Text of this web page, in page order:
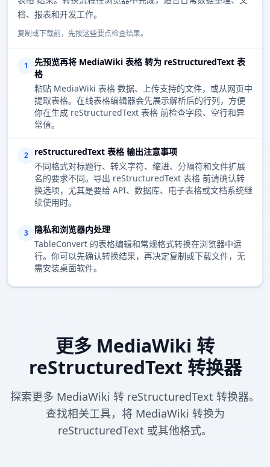
档、报表和开发工作。
复制或下载前，先按这些要点检查结果。
1
先预览再将 MediaWiki 表格 转为 reStructuredText 表
格
粘贴 MediaWiki 表格 数据、上传支持的文件，或从网页中
提取表格。在线表格编辑器会先展示解析后的行列，方便
你在生成 reStructuredText 表格 前检查字段、空行和异
常值。
2
reStructuredText 表格 输出注意事项
不同格式对标题行、转义字符、缩进、分隔符和文件扩展
名的要求不同。导出 reStructuredText 表格 前请确认转
换选项，尤其是要给 API、数据库、电子表格或文档系统继
续使用时。
3
隐私和浏览器内处理
TableConvert 的表格编辑和常规格式转换在浏览器中运
行。你可以先确认转换结果，再决定复制或下载文件，无
需安装桌面软件。
更多 MediaWiki 转
reStructuredText 转换器
探索更多 MediaWiki 转 reStructuredText 转换器。
查找相关工具，将 MediaWiki 转换为
reStructuredText 或其他格式。